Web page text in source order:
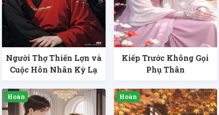
Người Thợ Thiến Lợn và
Cuộc Hôn Nhân Kỳ Lạ
Kiếp Trước Không Gọi
Phụ Thân